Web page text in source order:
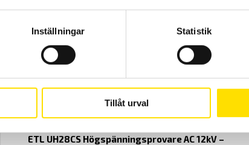
Inställningar Statistik
Tillåt urval
LÄS MER
ETL UH28CS Högspänningsprovare AC 12kV –